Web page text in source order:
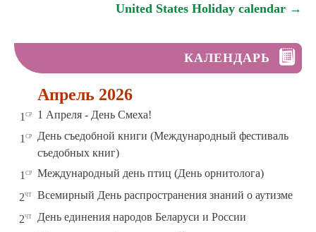
United States Holiday calendar →
КАЛЕНДАРЬ
Апрель 2026
1 ср 1 Апреля - День Смеха!
1 ср
День съедобной книги (Международный фестиваль
съедобных книг)
1 ср Международный день птиц (День орнитолога)
2чт Всемирный День распространения знаний о аутизме
2чт День единения народов Беларуси и России